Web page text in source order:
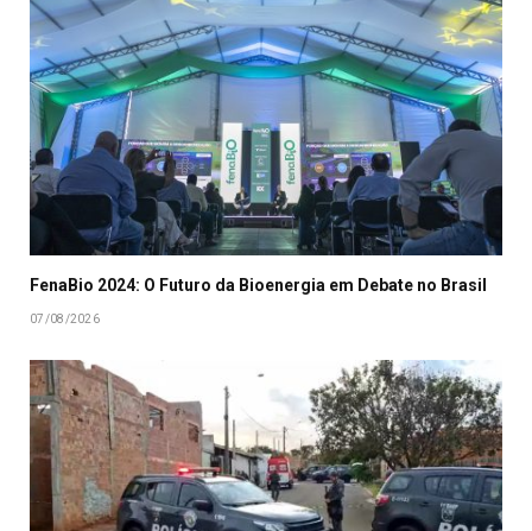
FenaBio 2024: O Futuro da Bioenergia em Debate no Brasil
07/08/2026